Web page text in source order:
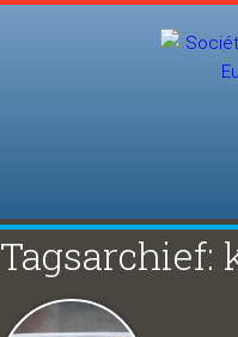
Tagsarchief: